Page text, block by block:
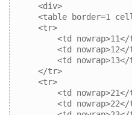
    <div>
<table border=1
    <tr>
<td nowrap>11</
<td nowrap>12</
<td nowrap>13</
    </tr>
    <tr>
<td nowrap>21</
<td nowrap>22</